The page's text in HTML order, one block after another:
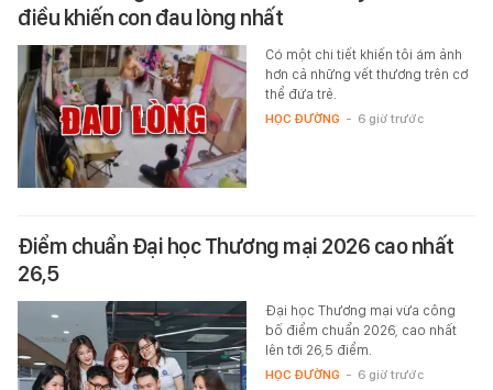
điều khiến con đau lòng nhất
Có một chi tiết khiến tôi ám ảnh
hơn cả những vết thương trên cơ
thể đứa trẻ.
HỌC ĐƯỜNG - 6 giờ trước
Điểm chuẩn Đại học Thương mại 2026 cao nhất
26,5
Đại học Thương mại vừa công
bố điểm chuẩn 2026, cao nhất
lên tới 26,5 điểm.
HỌC ĐƯỜNG - 6 giờ trước